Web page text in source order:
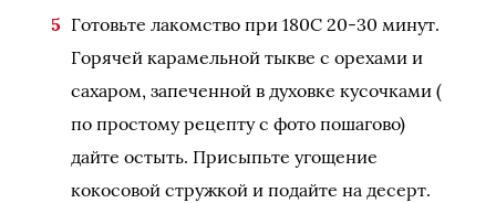
Готовьте лакомство при 180С 20-30 минут.
Горячей карамельной тыкве с орехами и
сахаром, запеченной в духовке кусочками (
по простому рецепту с фото пошагово)
дайте остыть. Присыпьте угощение
кокосовой стружкой и подайте на десерт.